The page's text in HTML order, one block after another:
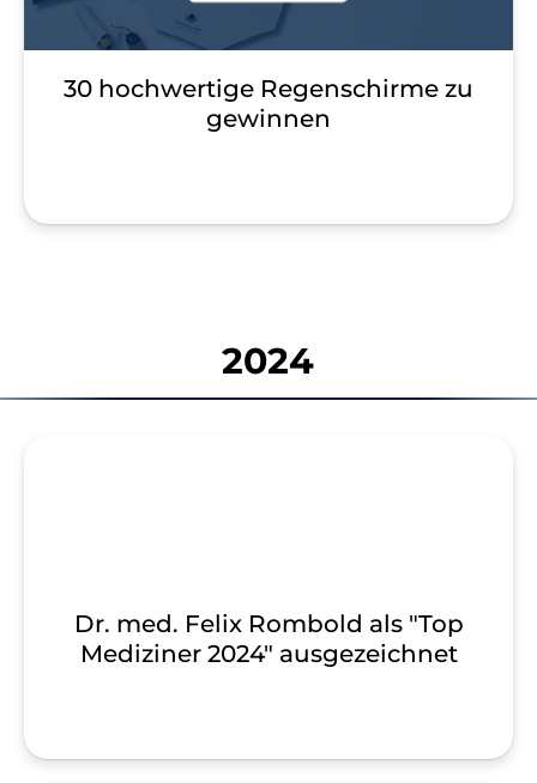
30 hochwertige Regenschirme zu
gewinnen
2024
Dr. med. Felix Rombold als "Top
Mediziner 2024" ausgezeichnet